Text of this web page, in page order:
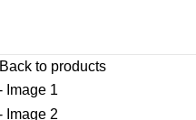
Back to products